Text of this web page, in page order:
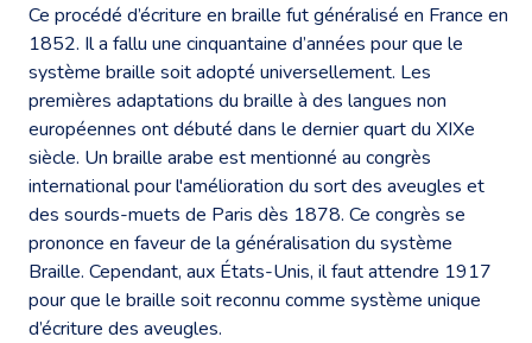
Ce procédé d’écriture en braille fut généralisé en France en
1852. Il a fallu une cinquantaine d’années pour que le
système braille soit adopté universellement. Les
premières adaptations du braille à des langues non
européennes ont débuté dans le dernier quart du XIXe
siècle. Un braille arabe est mentionné au congrès
international pour l'amélioration du sort des aveugles et
des sourds-muets de Paris dès 1878. Ce congrès se
prononce en faveur de la généralisation du système
Braille. Cependant, aux États-Unis, il faut attendre 1917
pour que le braille soit reconnu comme système unique
d’écriture des aveugles.